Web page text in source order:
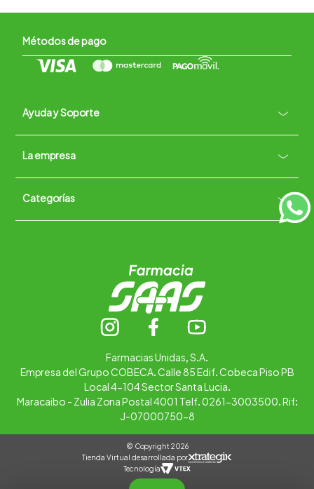
Métodos de pago
Ayuda y Soporte +
Contacto vía WhatsApp
Términos y condiciones
La empresa +
Quiénes somos
Trabaja con nosotros
Categorías +
Farmacias Unidas, S.A.
Empresa del Grupo COBECA. Calle 85 Edif. Cobeca Piso PB
Local 4-104 Sector Santa Lucia.
Maracaibo - Zulia Zona Postal 4001 Telf. 0261-3003500. Rif:
J-07000750-8
© Copyright 2026
Tienda Virtual desarrollada por
Tecnología